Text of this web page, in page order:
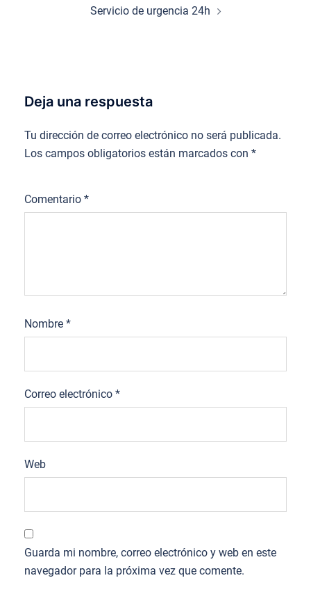
Servicio de urgencia 24h
Deja una respuesta
Tu dirección de correo electrónico no será publicada.
Los campos obligatorios están marcados con *
Comentario *
Nombre *
Correo electrónico *
Web
Guarda mi nombre, correo electrónico y web en este
navegador para la próxima vez que comente.